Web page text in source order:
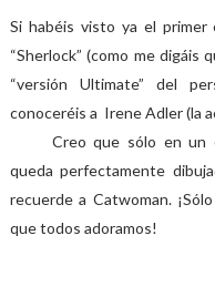
Si habéis visto ya el primer
“Sherlock” (como me digáis
“versión Ultimate” del
conoceréis a Irene Adler (la
Creo que sólo en un
queda perfectamente
recuerde a Catwoman.
que todos adoramos!